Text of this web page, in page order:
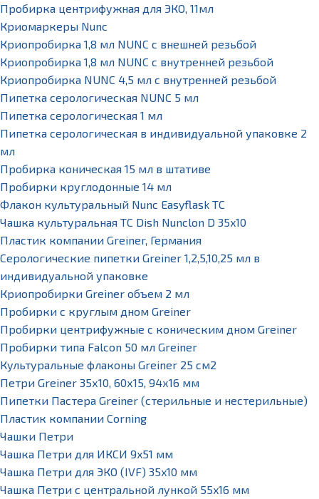
Пробирка центрифужная для ЭКО, 11мл
Криомаркеры Nunc
Криопробирка 1,8 мл NUNC с внешней резьбой
Криопробирка 1,8 мл NUNC с внутренней резьбой
Криопробирка NUNC 4,5 мл с внутренней резьбой
Пипетка серологическая NUNC 5 мл
Пипетка серологическая 1 мл
Пипетка серологическая в индивидуальной упаковке 2
мл
Пробирка коническая 15 мл в штативе
Пробирки круглодонные 14 мл
Флакон культуральный Nunc Easyflask TC
Чашка культуральная TC Dish Nunclon D 35x10
Пластик компании Greiner, Германия
Серологические пипетки Greiner 1,2,5,10,25 мл в
индивидуальной упаковке
Криопробирки Greiner объем 2 мл
Пробирки с круглым дном Greiner
Пробирки центрифужные с коническим дном Greiner
Пробирки типа Falcon 50 мл Greiner
Культуральные флаконы Greiner 25 см2
Петри Greiner 35х10, 60х15, 94х16 мм
Пипетки Пастера Greiner (стерильные и нестерильные)
Пластик компании Corning
Чашки Петри
Чашка Петри для ИКСИ 9x51 мм
Чашка Петри для ЭКО (IVF) 35x10 мм
Чашка Петри с центральной лункой 55x16 мм